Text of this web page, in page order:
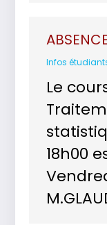
Infos
Le
18h00